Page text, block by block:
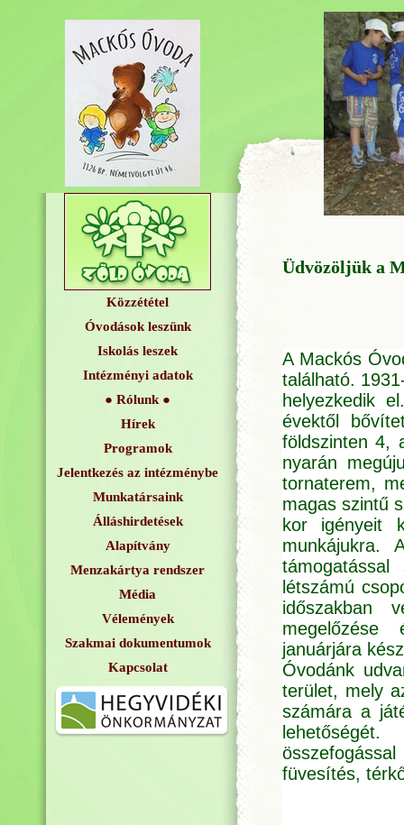
Közzététel
Óvodások leszünk
Iskolás leszek
Intézményi adatok
Rólunk
Hírek
Programok
Jelentkezés az intézménybe
Munkatársaink
Álláshirdetések
Alapítvány
Menzakártya rendszer
Média
Vélemények
Szakmai dokumentumok
Kapcsolat
Üdvözöljük a
A Mackós
található.
helyezkedik
évektől
földszinten 4,
nyarán
tornaterem,
magas szintű
kor igényeit
munkájukra.
létszámú
időszakban
megelőzése
januárjára
Óvodánk
terület, mely
számára a
füvesítés,